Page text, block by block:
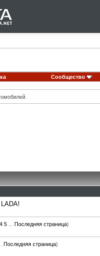
Сообщество
4 5 Последняя страница)
Последняя страница)